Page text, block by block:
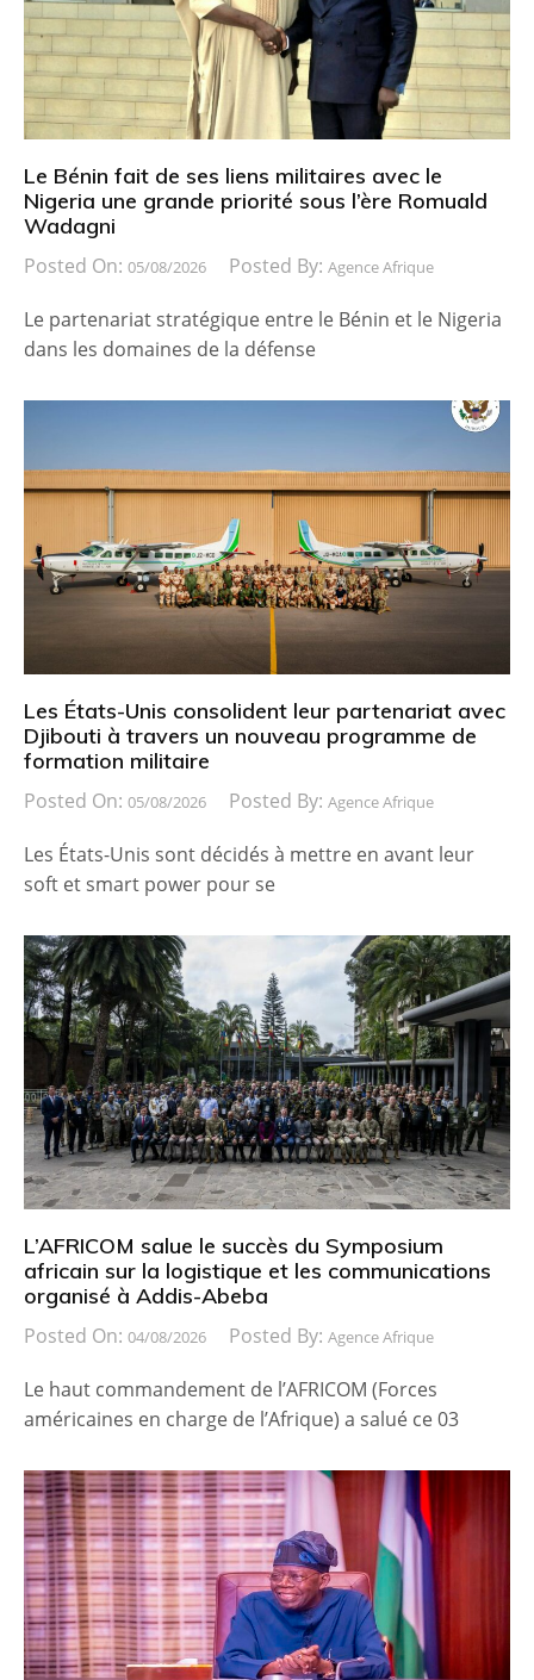
Le Bénin fait de ses liens militaires avec le
Nigeria une grande priorité sous l’ère Romuald
Wadagni
Posted On: 05/08/2026 Posted By: Agence Afrique
Le partenariat stratégique entre le Bénin et le Nigeria
dans les domaines de la défense
Les États-Unis consolident leur partenariat avec
Djibouti à travers un nouveau programme de
formation militaire
Posted On: 05/08/2026 Posted By: Agence Afrique
Les États-Unis sont décidés à mettre en avant leur
soft et smart power pour se
L’AFRICOM salue le succès du Symposium
africain sur la logistique et les communications
organisé à Addis-Abeba
Posted On: 04/08/2026 Posted By: Agence Afrique
Le haut commandement de l’AFRICOM (Forces
américaines en charge de l’Afrique) a salué ce 03